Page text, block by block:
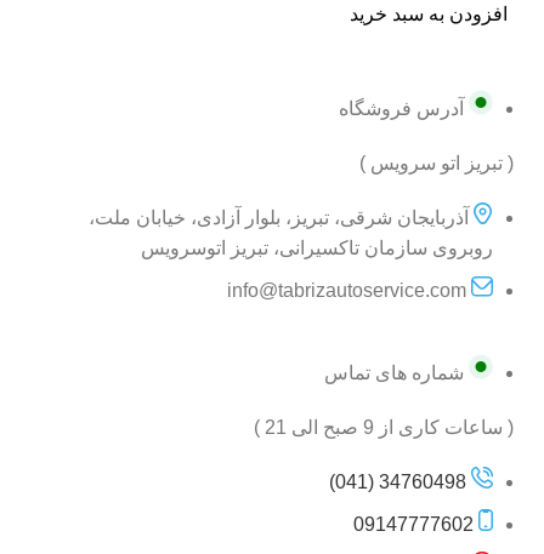
افزودن به سبد خرید
آدرس فروشگاه
( تبریز اتو سرویس )
آذربایجان شرقی، تبریز، بلوار آزادی، خیابان ملت،
روبروی سازمان تاکسیرانی، تبریز اتوسرویس
info@tabrizautoservice.com
شماره های تماس
( ساعات کاری از 9 صبح الی 21 )
34760498 (041)
09147777602